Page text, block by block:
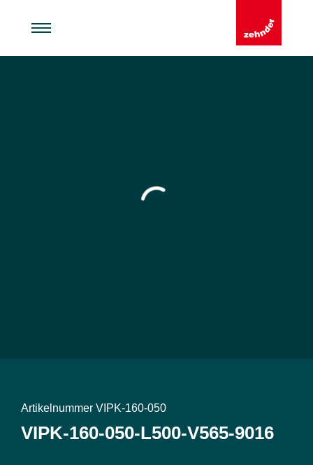
Artikelnummer VIPK-160-050
VIPK-160-050-L500-V565-9016